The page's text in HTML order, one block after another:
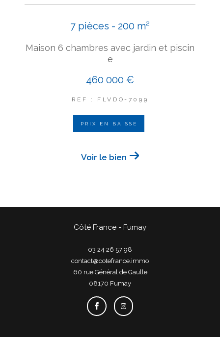
7 pièces - 200 m²
Maison 6 chambres avec jardin et piscin
e
460 000 €
REF : FLVDO-7099
PRIX EN BAISSE
Voir le bien
Côté France - Fumay
03 24 26 57 98
contact@cotefrance.immo
60 rue Général de Gaulle
08170
fumay